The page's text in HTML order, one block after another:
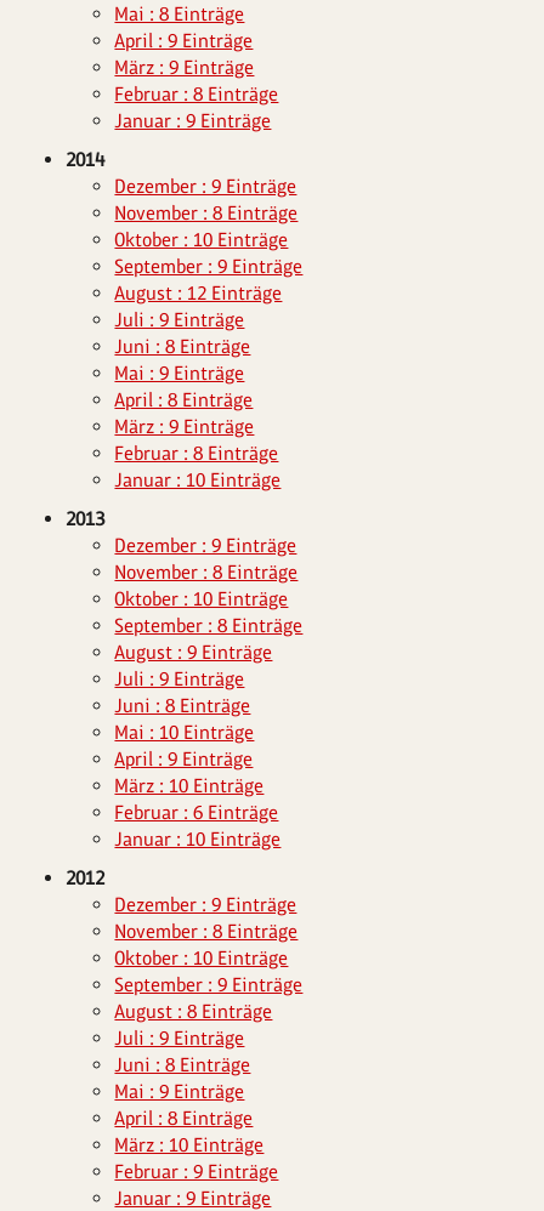
Mai : 8 Einträge
April : 9 Einträge
März : 9 Einträge
Februar : 8 Einträge
Januar : 9 Einträge
2014
Dezember : 9 Einträge
November : 8 Einträge
Oktober : 10 Einträge
September : 9 Einträge
August : 12 Einträge
Juli : 9 Einträge
Juni : 8 Einträge
Mai : 9 Einträge
April : 8 Einträge
März : 9 Einträge
Februar : 8 Einträge
Januar : 10 Einträge
2013
Dezember : 9 Einträge
November : 8 Einträge
Oktober : 10 Einträge
September : 8 Einträge
August : 9 Einträge
Juli : 9 Einträge
Juni : 8 Einträge
Mai : 10 Einträge
April : 9 Einträge
März : 10 Einträge
Februar : 6 Einträge
Januar : 10 Einträge
2012
Dezember : 9 Einträge
November : 8 Einträge
Oktober : 10 Einträge
September : 9 Einträge
August : 8 Einträge
Juli : 9 Einträge
Juni : 8 Einträge
Mai : 9 Einträge
April : 8 Einträge
März : 10 Einträge
Februar : 9 Einträge
Januar : 9 Einträge